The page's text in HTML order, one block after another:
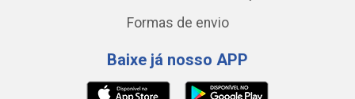
Formas de envio
Baixe já nosso APP